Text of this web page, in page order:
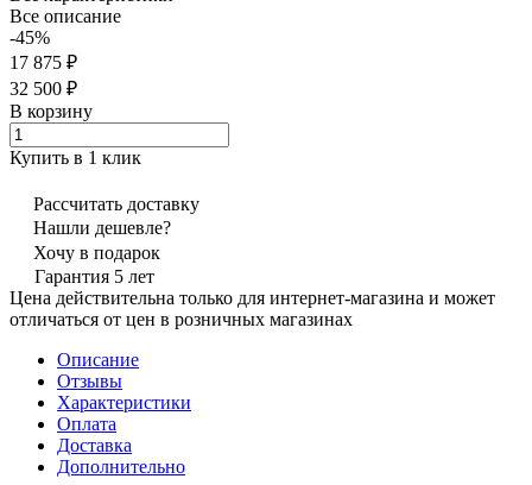
Все описание
-45%
17 875 ₽
32 500 ₽
В корзину
Купить в 1 клик
Рассчитать доставку
Нашли дешевле?
Хочу в подарок
Гарантия 5 лет
Цена действительна только для интернет-магазина и может
отличаться от цен в розничных магазинах
Описание
Отзывы
Характеристики
Оплата
Доставка
Дополнительно